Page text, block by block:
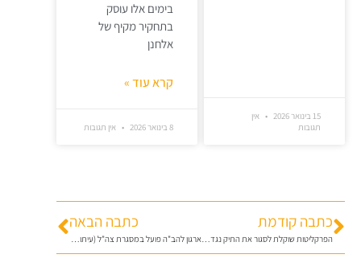
15 בינואר 2026
אין
תגובות
בימים אלו עוסק
בתחקיר מקיף של
אלחנן
קרא עוד »
8 בינואר 2026 אין תגובות
כתבה קודמת כתבה הבאה